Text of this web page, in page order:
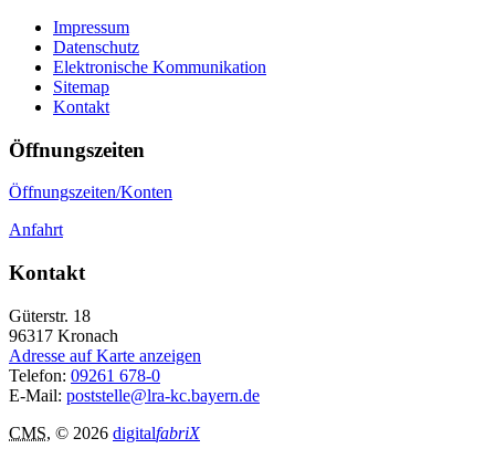
Impressum
Datenschutz
Elektronische Kommunikation
Sitemap
Kontakt
Öffnungszeiten
Öffnungszeiten/Konten
Anfahrt
Kontakt
Güterstr. 18
96317 Kronach
Adresse auf Karte anzeigen
Telefon: 09261 678-0
E-Mail: poststelle@lra-kc.bayern.de
CMS, © 2026 digitalfabriX